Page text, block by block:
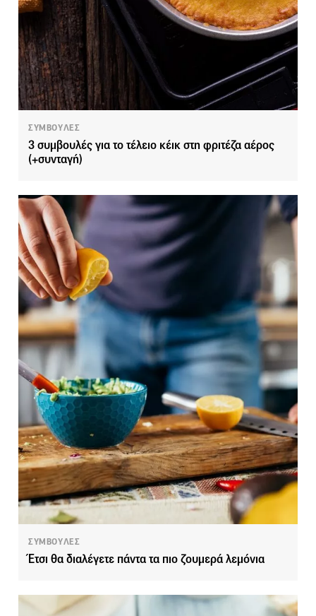
ΣΥΜΒΟΥΛΕΣ
3 συμβουλές για το τέλειο κέικ στη φριτέζα αέρος
(+συνταγή)
ΣΥΜΒΟΥΛΕΣ
Έτσι θα διαλέγετε πάντα τα πιο ζουμερά λεμόνια